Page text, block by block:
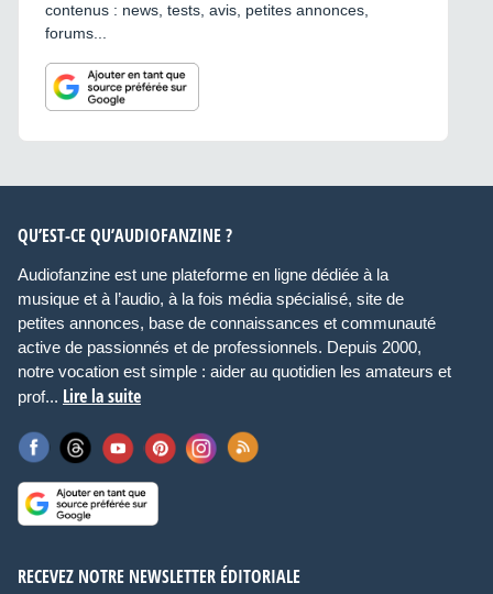
contenus : news, tests, avis, petites annonces,
forums...
QU’EST-CE QU’AUDIOFANZINE ?
Audiofanzine est une plateforme en ligne dédiée à la
musique et à l’audio, à la fois média spécialisé, site de
petites annonces, base de connaissances et communauté
active de passionnés et de professionnels. Depuis 2000,
notre vocation est simple : aider au quotidien les amateurs et
prof... Lire la suite
RECEVEZ NOTRE NEWSLETTER ÉDITORIALE